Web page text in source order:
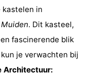
kastelen in
Muiden. Dit kasteel,
fascinerende blik
je verwachten bij
Architectuur: